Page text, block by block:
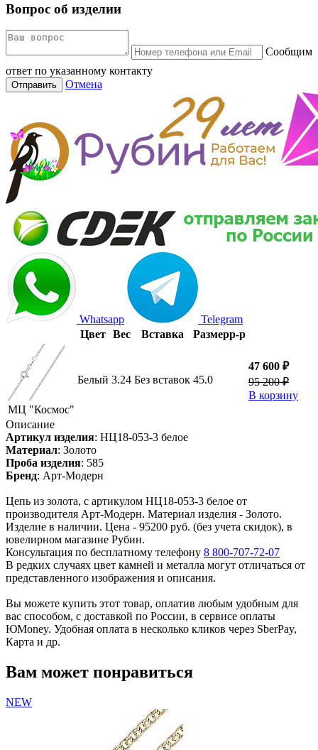
Вопрос об изделии
Сообщим
ответ по указанному контакту
Отправить Отмена
Whatsapp
Telegram
Цвет Вес Вставка Размерр-р
МЦ "Космос"
Белый 3.24 Без вставок 45.0
47 600 ₽
95 200 ₽
В корзину
Описание
Артикул изделия: НЦ18-053-3 белое
Материал: Золото
Проба изделия: 585
Бренд: Арт-Модерн
Цепь из золота, с артикулом НЦ18-053-3 белое от
производителя Арт-Модерн. Материал изделия - Золото.
Изделие в наличии. Цена - 95200 руб. (без учета скидок), в
ювелирном магазине Рубин.
Консультация по бесплатному телефону 8 800-707-72-07
В редких случаях цвет камней и металла могут отличаться от
представленного изображения и описания.
Вы можете купить этот товар, оплатив любым удобным для
вас способом, с доставкой по России, в сервисе оплаты
ЮMoney. Удобная оплата в несколько кликов через SberPay,
Карта и др.
Вам может понравиться
NEW